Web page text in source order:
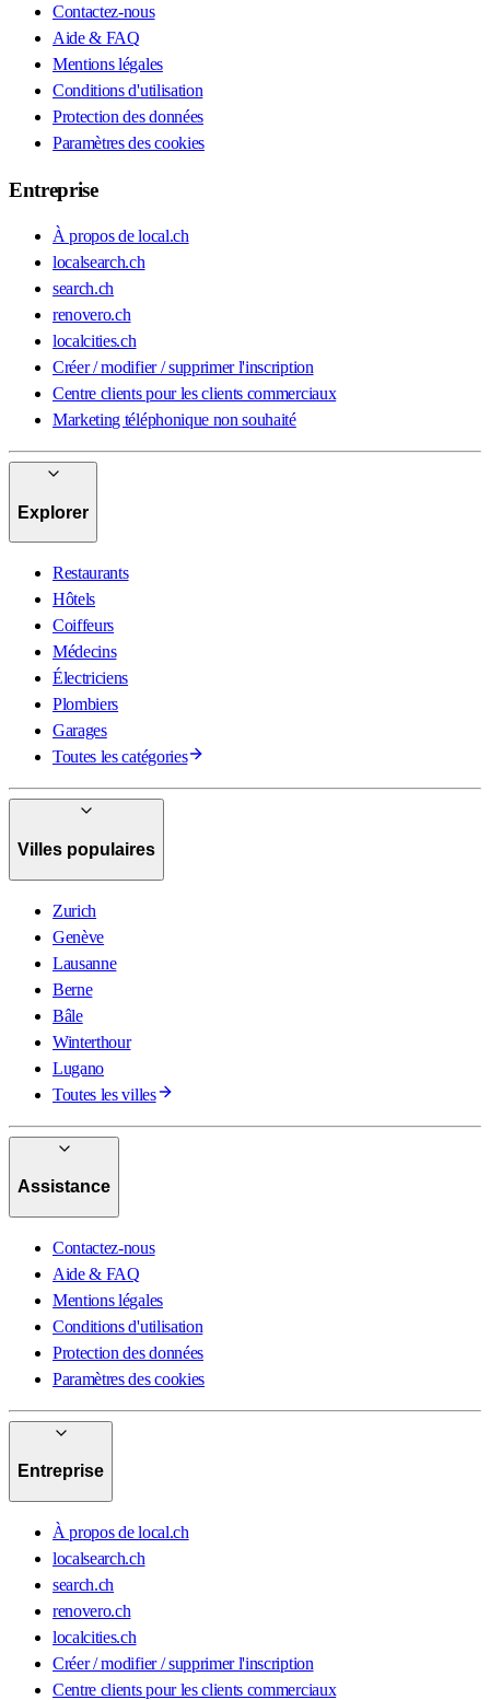
Contactez-nous
Aide & FAQ
Mentions légales
Conditions d'utilisation
Protection des données
Paramètres des cookies
Entreprise
À propos de local.ch
localsearch.ch
search.ch
renovero.ch
localcities.ch
Créer / modifier / supprimer l'inscription
Centre clients pour les clients commerciaux
Marketing téléphonique non souhaité
Explorer
Restaurants
Hôtels
Coiffeurs
Médecins
Électriciens
Plombiers
Garages
Toutes les catégories
Villes populaires
Zurich
Genève
Lausanne
Berne
Bâle
Winterthour
Lugano
Toutes les villes
Assistance
Contactez-nous
Aide & FAQ
Mentions légales
Conditions d'utilisation
Protection des données
Paramètres des cookies
Entreprise
À propos de local.ch
localsearch.ch
search.ch
renovero.ch
localcities.ch
Créer / modifier / supprimer l'inscription
Centre clients pour les clients commerciaux